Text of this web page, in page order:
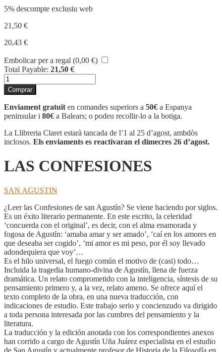
5% descompte exclusiu web
21,50 €
20,43 €
Embolicar per a regal (0,00 €)
Total Payable: 21,50 €
quantitat
de
LAS
CONFESIONES
Comprar
Enviament gratuït en comandes superiors a 50€ a Espanya
peninsular i 80€ a Balears; o podeu recollir-lo a la botiga.
La Llibreria Claret estarà tancada de l’1 al 25 d’agost, ambdòs
inclosos. Els enviaments es reactivaran el dimecres 26 d’agost.
LAS CONFESIONES
SAN AGUSTIN
¿Leer las Confesiones de san Agustín? Se viene haciendo por siglos.
Es un éxito literario permanente. En este escrito, la celeridad
‘concuerda con el original’, es decir, con el alma enamorada y
fogosa de Agustín: ‘amaba amar y ser amado’, ‘caí en los amores en
que deseaba ser cogido’, ‘mi amor es mi peso, por él soy llevado
adondequiera que voy’…
Es el hilo universal, el fuego común el motivo de (casi) todo…
Incluida la tragedia humano-divina de Agustín, llena de fuerza
dramática. Un relato comprometido con la inteligencia, síntesis de su
pensamiento primero y, a la vez, relato ameno. Se ofrece aquí el
texto completo de la obra, en una nueva traducción, con
indicaciones de estudio. Este trabajo serio y concienzudo va dirigido
a toda persona interesada por las cumbres del pensamiento y la
literatura.
La traducción y la edición anotada con los correspondientes anexos
han corrido a cargo de Agustín Uña Juárez especialista en el estudio
de San Agustín y actualmente profesor de Historia de la Filosofía en